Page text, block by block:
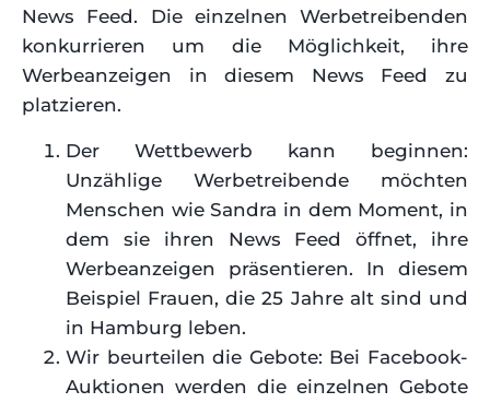
News Feed. Die einzelnen Werbetreibenden
konkurrieren um die Möglichkeit, ihre
Werbeanzeigen in diesem News Feed zu
platzieren.
Der Wettbewerb kann beginnen:
Unzählige Werbetreibende möchten
Menschen wie Sandra in dem Moment, in
dem sie ihren News Feed öffnet, ihre
Werbeanzeigen präsentieren. In diesem
Beispiel Frauen, die 25 Jahre alt sind und
in Hamburg leben.
Wir beurteilen die Gebote: Bei Facebook-
Auktionen werden die einzelnen Gebote